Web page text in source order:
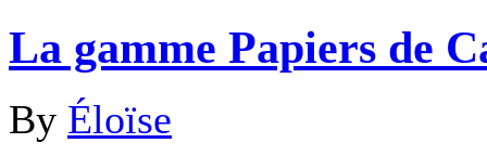
La gamme Papiers de
By Éloïse